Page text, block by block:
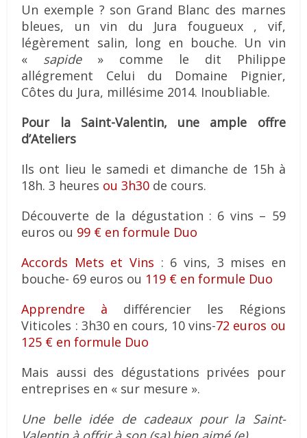
Un exemple ? son Grand Blanc des marnes
bleues, un vin du Jura fougueux , vif,
légèrement salin, long en bouche. Un vin
« sapide» comme le dit Philippe
allégrement Celui du Domaine Pignier,
Côtes du Jura, millésime 2014. Inoubliable.
Pour la Saint-Valentin, une ample offre
d’Ateliers
Ils ont lieu le samedi et dimanche de 15h à
18h. 3 heures ou 3h30 de cours.
Découverte de la dégustation : 6 vins – 59
euros ou 99 € en formule Duo
Accords Mets et Vins : 6 vins, 3 mises en
bouche- 69 euros ou 119 € en formule Duo
Apprendre à différencier les Régions
Viticoles : 3h30 en cours, 10 vins-72 euros ou
125 € en formule Duo
Mais aussi des dégustations privées pour
entreprises en « sur mesure ».
Une belle idée de cadeaux pour la Saint-